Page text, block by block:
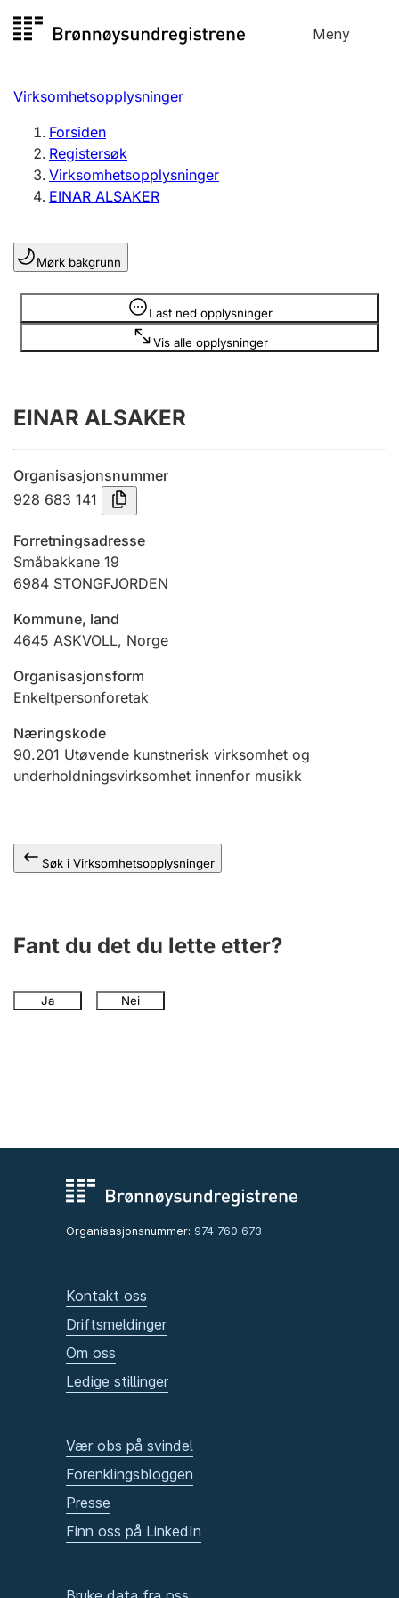
til
Meny
Registersøk
Aksjeselskap
Enkeltpersonforetak
Registrere, endre, slette
Lag og forening
Registrere, endre, slette
Årsregnskap
Innsending og forsinkelsesgebyr
Tinglysing
Jeger
Ektepaktveileder
Offentlig sektor
Virksomhetsopplysninger
Forsiden
Registersøk
Virksomhetsopplysninger
EINAR ALSAKER
Mørk bakgrunn
Last ned opplysninger
Vis alle opplysninger
Opplysninger er skjult
EINAR ALSAKER
Organisasjonsnummer
928 683 141
Forretningsadresse
Småbakkane 19
6984 STONGFJORDEN
Kommune, land
4645 ASKVOLL, Norge
Organisasjonsform
Enkeltpersonforetak
Næringskode
90.201 Utøvende kunstnerisk virksomhet og
underholdningsvirksomhet innenfor musikk
Søk i Virksomhetsopplysninger
Fant du det du lette etter?
Ja Nei
Organisasjonsnummer: 974 760 673
Kontakt oss
Driftsmeldinger
Om oss
Ledige stillinger
Vær obs på svindel
Forenklingsbloggen
Presse
Finn oss på LinkedIn